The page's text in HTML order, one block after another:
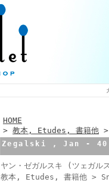
HOME
> 教本, Etudes, 書籍他
Zegalski , Jan - 40
ヤン・ゼガルスキ (ツェガ
教本, Etudes, 書籍他 >